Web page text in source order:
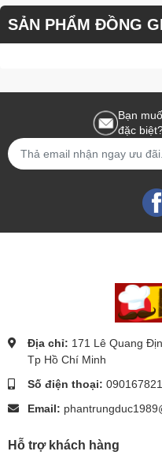
SẢN PHẨM ĐỒNG
Bạn
đặc
Địa chỉ: 171 Lê Quang
Tp Hồ Chí Minh
Số điện thoại:
Email:
Hỗ trợ khách hàng